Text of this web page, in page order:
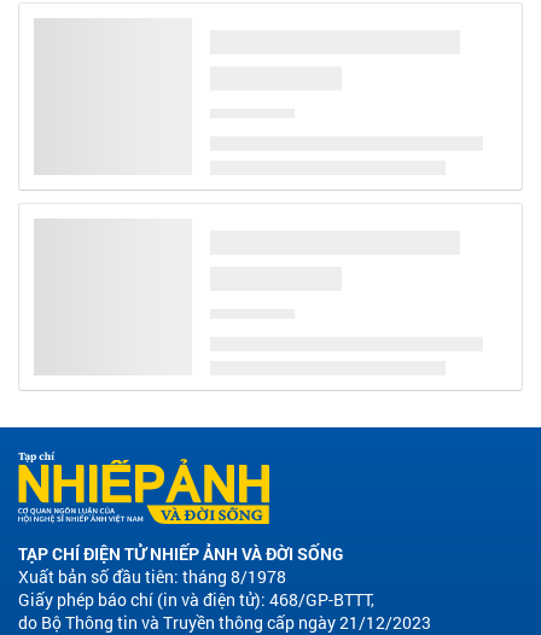
TẠP CHÍ ĐIỆN TỬ NHIẾP ẢNH VÀ ĐỜI SỐNG
Xuất bản số đầu tiên: tháng 8/1978
Giấy phép báo chí (in và điện tử): 468/GP-BTTT,
do Bộ Thông tin và Truyền thông cấp ngày 21/12/2023